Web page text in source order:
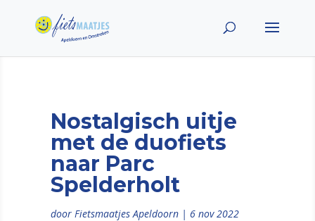
Nostalgisch uitje
met de duofiets
naar Parc
Spelderholt
door Fietsmaatjes Apeldoorn| 6 nov 2022